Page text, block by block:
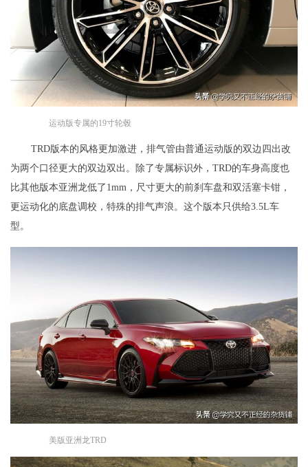
运动版专属的19寸轮毂
TRD版本的风格更加激进，排气管由普通运动版的双边四出改
为两个口径更大的双边双出。除了专属标识外，TRD的车身高度也
比其他版本亚洲龙低了1mm，尺寸更大的前刹车盘和双活塞卡钳，
更运动化的底盘调校，特殊的排气声浪。这个版本只供给3.5L车
型。
美版亚洲龙TRD